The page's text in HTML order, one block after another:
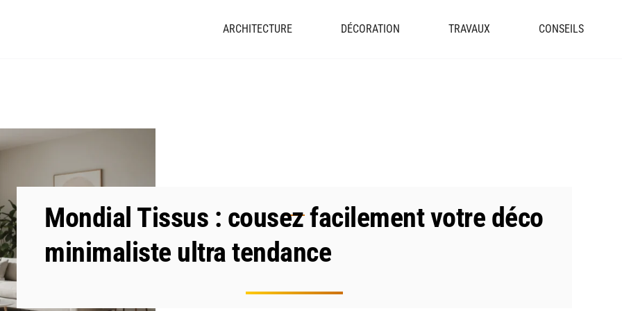
ARCHITECTURE DÉCORATION TRAVAUX CONSEILS
Mondial Tissus : cousez facilement votre déco
minimaliste ultra tendance